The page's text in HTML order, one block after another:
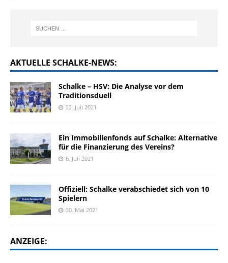
AKTUELLE SCHALKE-NEWS:
Schalke – HSV: Die Analyse vor dem
Traditionsduell
22. Juli 2021
Ein Immobilienfonds auf Schalke: Alternative
für die Finanzierung des Vereins?
6. Juli 2021
Offiziell: Schalke verabschiedet sich von 10
Spielern
20. Mai 2021
ANZEIGE: